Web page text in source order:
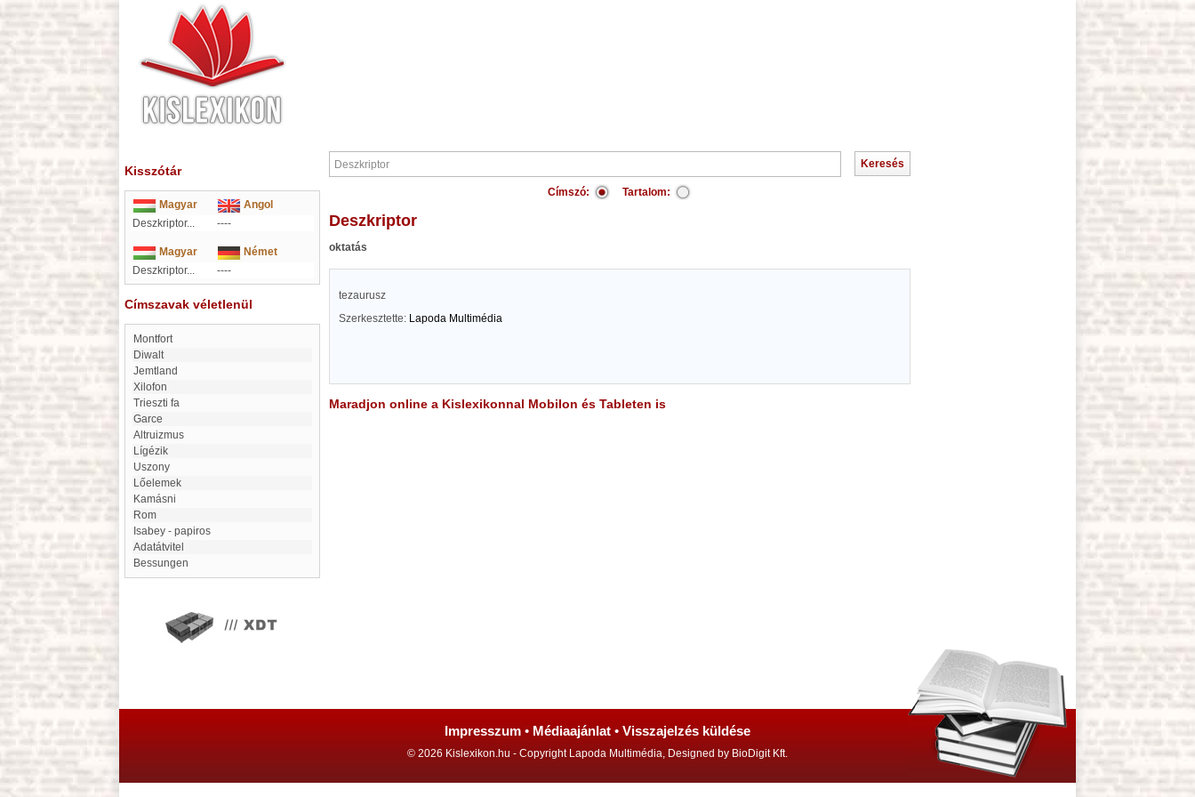
Kisszótár
Magyar
Angol
Deszkriptor...
----
Magyar
Német
Deszkriptor...
----
Címszavak véletlenül
Montfort
Diwalt
Jemtland
Xilofon
Trieszti fa
Garce
Altruizmus
lígézik
Uszony
lőelemek
Kamásni
Rom
Isabey - papiros
Adatátvitel
Bessungen
Címszó: Tartalom:
Deszkriptor
oktatás
tezaurusz
Szerkesztette: Lapoda Multimédia
Maradjon online a Kislexikonnal Mobilon és Tableten is
Impresszum • Médiaajánlat • Visszajelzés küldése
© 2026 Kislexikon.hu - Copyright Lapoda Multimédia, Designed by BioDigit Kft.